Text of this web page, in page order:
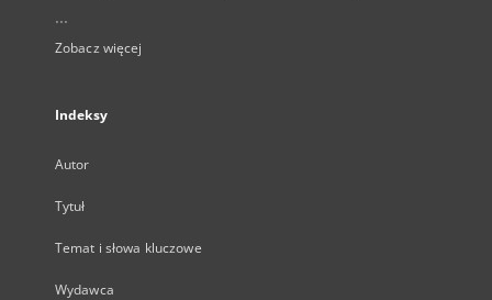
...
Zobacz więcej
Indeksy
Autor
Tytuł
Temat i słowa kluczowe
Wydawca